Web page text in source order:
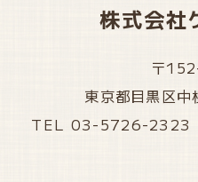
株式会社
〒
東京都目黒区
TEL 03-5726-